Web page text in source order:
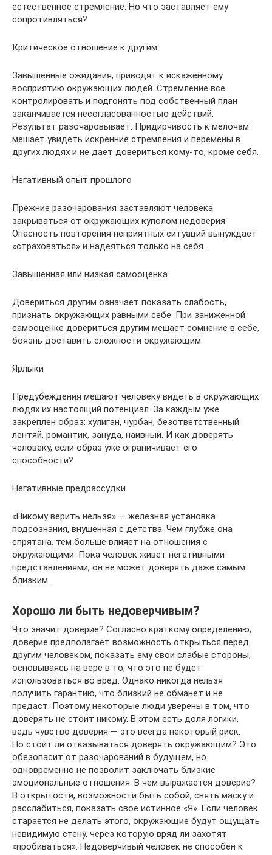
естественное стремление. Но что заставляет ему
сопротивляться?
Критическое отношение к другим
Завышенные ожидания, приводят к искаженному
восприятию окружающих людей. Стремление все
контролировать и подгонять под собственный план
заканчивается несогласованностью действий.
Результат разочаровывает. Придирчивость к мелочам
мешает увидеть искренние стремления и перемены в
других людях и не дает довериться кому-то, кроме себя.
Негативный опыт прошлого
Прежние разочарования заставляют человека
закрываться от окружающих куполом недоверия.
Опасность повторения неприятных ситуаций вынуждает
«страховаться» и надеяться только на себя.
Завышенная или низкая самооценка
Довериться другим означает показать слабость,
признать окружающих равными себе. При заниженной
самооценке довериться другим мешает сомнение в себе,
боязнь доставить сложности окружающим.
Ярлыки
Предубеждения мешают человеку видеть в окружающих
людях их настоящий потенциал. За каждым уже
закреплен образ: хулиган, чурбан, безответственный
лентяй, романтик, зануда, наивный. И как доверять
человеку, если образ уже ограничивает его
способности?
Негативные предрассудки
«Никому верить нельзя» — железная установка
подсознания, внушенная с детства. Чем глубже она
спрятана, тем больше влияет на отношения с
окружающими. Пока человек живет негативными
представлениями, он не может доверять даже самым
близким.
Хорошо ли быть недоверчивым?
Что значит доверие? Согласно краткому определению,
доверие предполагает возможность открыться перед
другим человеком, показать ему свои слабые стороны,
основываясь на вере в то, что это не будет
использоваться во вред. Однако никогда нельзя
получить гарантию, что близкий не обманет и не
предаст. Поэтому некоторые люди уверены в том, что
доверять не стоит никому. В этом есть доля логики,
ведь чувство доверия — это всегда некоторый риск.
Но стоит ли отказываться доверять окружающим? Это
обезопасит от разочарований в будущем, но
одновременно не позволит заключать близкие
эмоциональные отношения. В чем выражается доверие?
В открытости, возможности быть собой, снять маску и
расслабиться, показать свое истинное «Я». Если человек
старается не делать этого, окружающие будут ощущать
невидимую стену, через которую вряд ли захотят
«пробиваться». Недоверчивый человек не способен к